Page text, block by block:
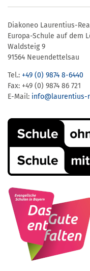
Diakoneo Laurentius-
Europa-Schule auf dem
Waldsteig 9
91564 Neuendettelsau
Tel.: +49 (0) 9874 8-6440
Fax: +49 (0) 9874 86 721
E-Mail: info@laurentius-